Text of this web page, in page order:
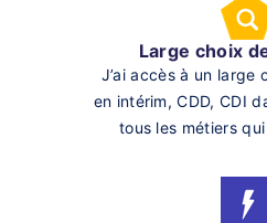
Large choix
J’ai accès à un large
en intérim, CDD, CDI
tous les métiers qui